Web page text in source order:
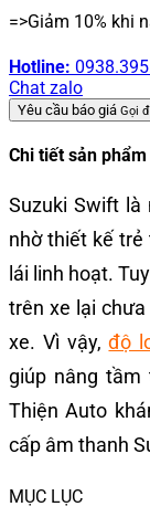
=>Giảm 10% khi
Hotline:
Chat zalo
Yêu cầu báo giá Gọi
Chi tiết sản phẩm
Suzuki Swift
nhờ thiết kế trẻ
lái linh hoạt.
trên xe lại
xe. Vì vậy,độ
giúp nâng tầm
Thiện Auto
cấp âm thanh
MỤC LỤC